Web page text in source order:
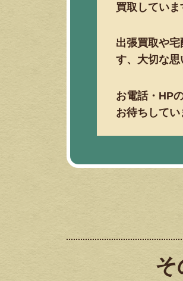
買取していま
出張買取や
す、大切な思
お電話・HP
お待ちしてい
そ